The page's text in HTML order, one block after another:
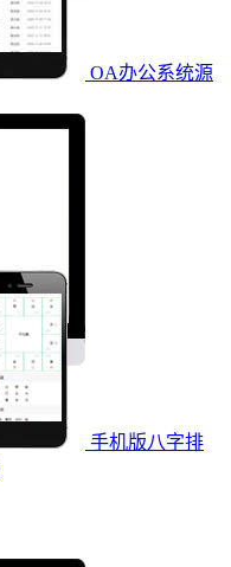
OA办公系统源
手机版八字排